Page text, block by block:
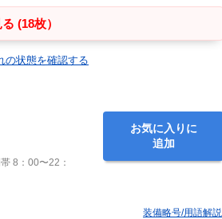
(18枚）
の状態を確認する
8：00〜22：
お気に入りに
追加
装備略号/用語解説